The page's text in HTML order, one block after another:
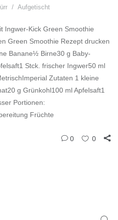
Aufgetischt
Ingwer-Kick Green Smoothie
Green Smoothie Rezept drucken
Banane½ Birne30 g Baby-
Stck. frischer Ingwer50 ml
Zutaten 1 kleine
g Grünkohl100 ml Apfelsaft1
Portionen:
Früchte
0 0